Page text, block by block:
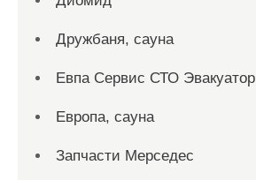
Дружбаня, сауна
Евпа Сервис СТО Эвакуатор
Европа, сауна
Запчасти Мерседес